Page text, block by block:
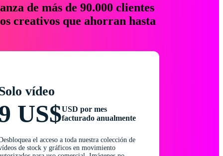
de más de 90.000 clientes
creativos que ahorran hasta
vídeo
US$USD por mes
facturado anualmente
el acceso a toda nuestra colección de
de stock y gráficos en movimiento